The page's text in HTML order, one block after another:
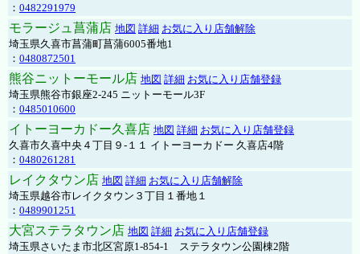
： 0482291979
モラージュ菖蒲店 地図 詳細 お気に入り店舗解除
埼玉県久喜市菖蒲町菖蒲6005番地1
： 0480872501
熊谷ニットーモール店 地図 詳細 お気に入り店舗登録
埼玉県熊谷市銀座2-245 ニットーモール3F
： 0485010600
イトーヨーカドー久喜店 地図 詳細 お気に入り店舗登録
久喜市久喜中央４丁目９-１１ イトーヨーカドー 久喜店4階
： 0480261281
レイクタウン店 地図 詳細 お気に入り店舗解除
埼玉県越谷市レイクタウン３丁目１番地１
： 0489901251
大宮ステラタウン店 地図 詳細 お気に入り店舗登録
埼玉県さいたま市北区宮原1-854-1 ステラタウン公園棟2階